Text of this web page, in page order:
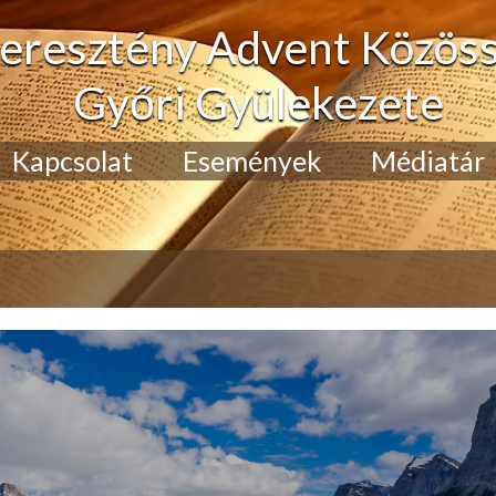
Advent
Győri Gyülekezete
Kapcsolat Események Médiatár